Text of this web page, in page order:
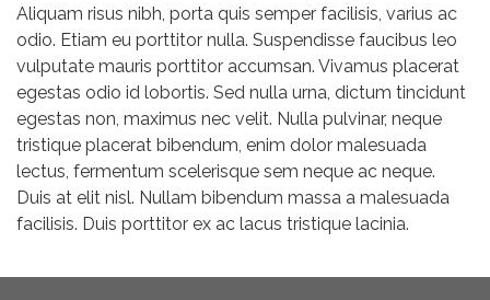
Aliquam risus nibh, porta quis semper facilisis, varius ac
odio. Etiam eu porttitor nulla. Suspendisse faucibus leo
vulputate mauris porttitor accumsan. Vivamus placerat
egestas odio id lobortis. Sed nulla urna, dictum tincidunt
egestas non, maximus nec velit. Nulla pulvinar, neque
tristique placerat bibendum, enim dolor malesuada
lectus, fermentum scelerisque sem neque ac neque.
Duis at elit nisl. Nullam bibendum massa a malesuada
facilisis. Duis porttitor ex ac lacus tristique lacinia.